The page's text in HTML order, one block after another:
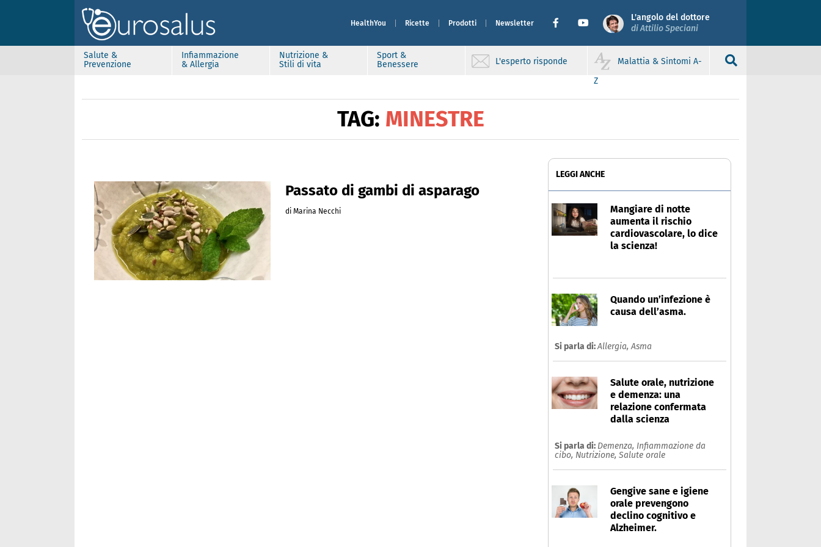
HealthYou Ricette Prodotti Newsletter
L'angolo del dottore
di Attilio Speciani
Salute &
Prevenzione
Infiammazione
& Allergia
Nutrizione &
Stili di vita
Sport &
Benessere
L'esperto risponde
Malattia & Sintomi A-
Z
TAG: MINESTRE
Passato di gambi di asparago
di Marina Necchi
LEGGI ANCHE
Mangiare di notte
aumenta il rischio
cardiovascolare, lo dice
la scienza!
Quando un’infezione è
causa dell’asma.
Si parla di:Allergia,Asma
Salute orale, nutrizione
e demenza: una
relazione confermata
dalla scienza
Si parla di: Demenza, Infiammazione da
cibo, Nutrizione, Salute orale
Gengive sane e igiene
orale prevengono
declino cognitivo e
Alzheimer.